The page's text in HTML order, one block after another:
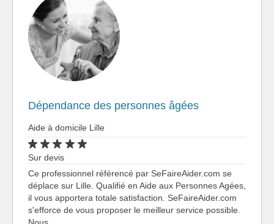
Dépendance des personnes âgées
Aide à domicile Lille
Sur devis
Ce professionnel référencé par SeFaireAider.com se
déplace sur Lille. Qualifié en Aide aux Personnes Agées,
il vous apportera totale satisfaction. SeFaireAider.com
s'efforce de vous proposer le meilleur service possible.
Nous…